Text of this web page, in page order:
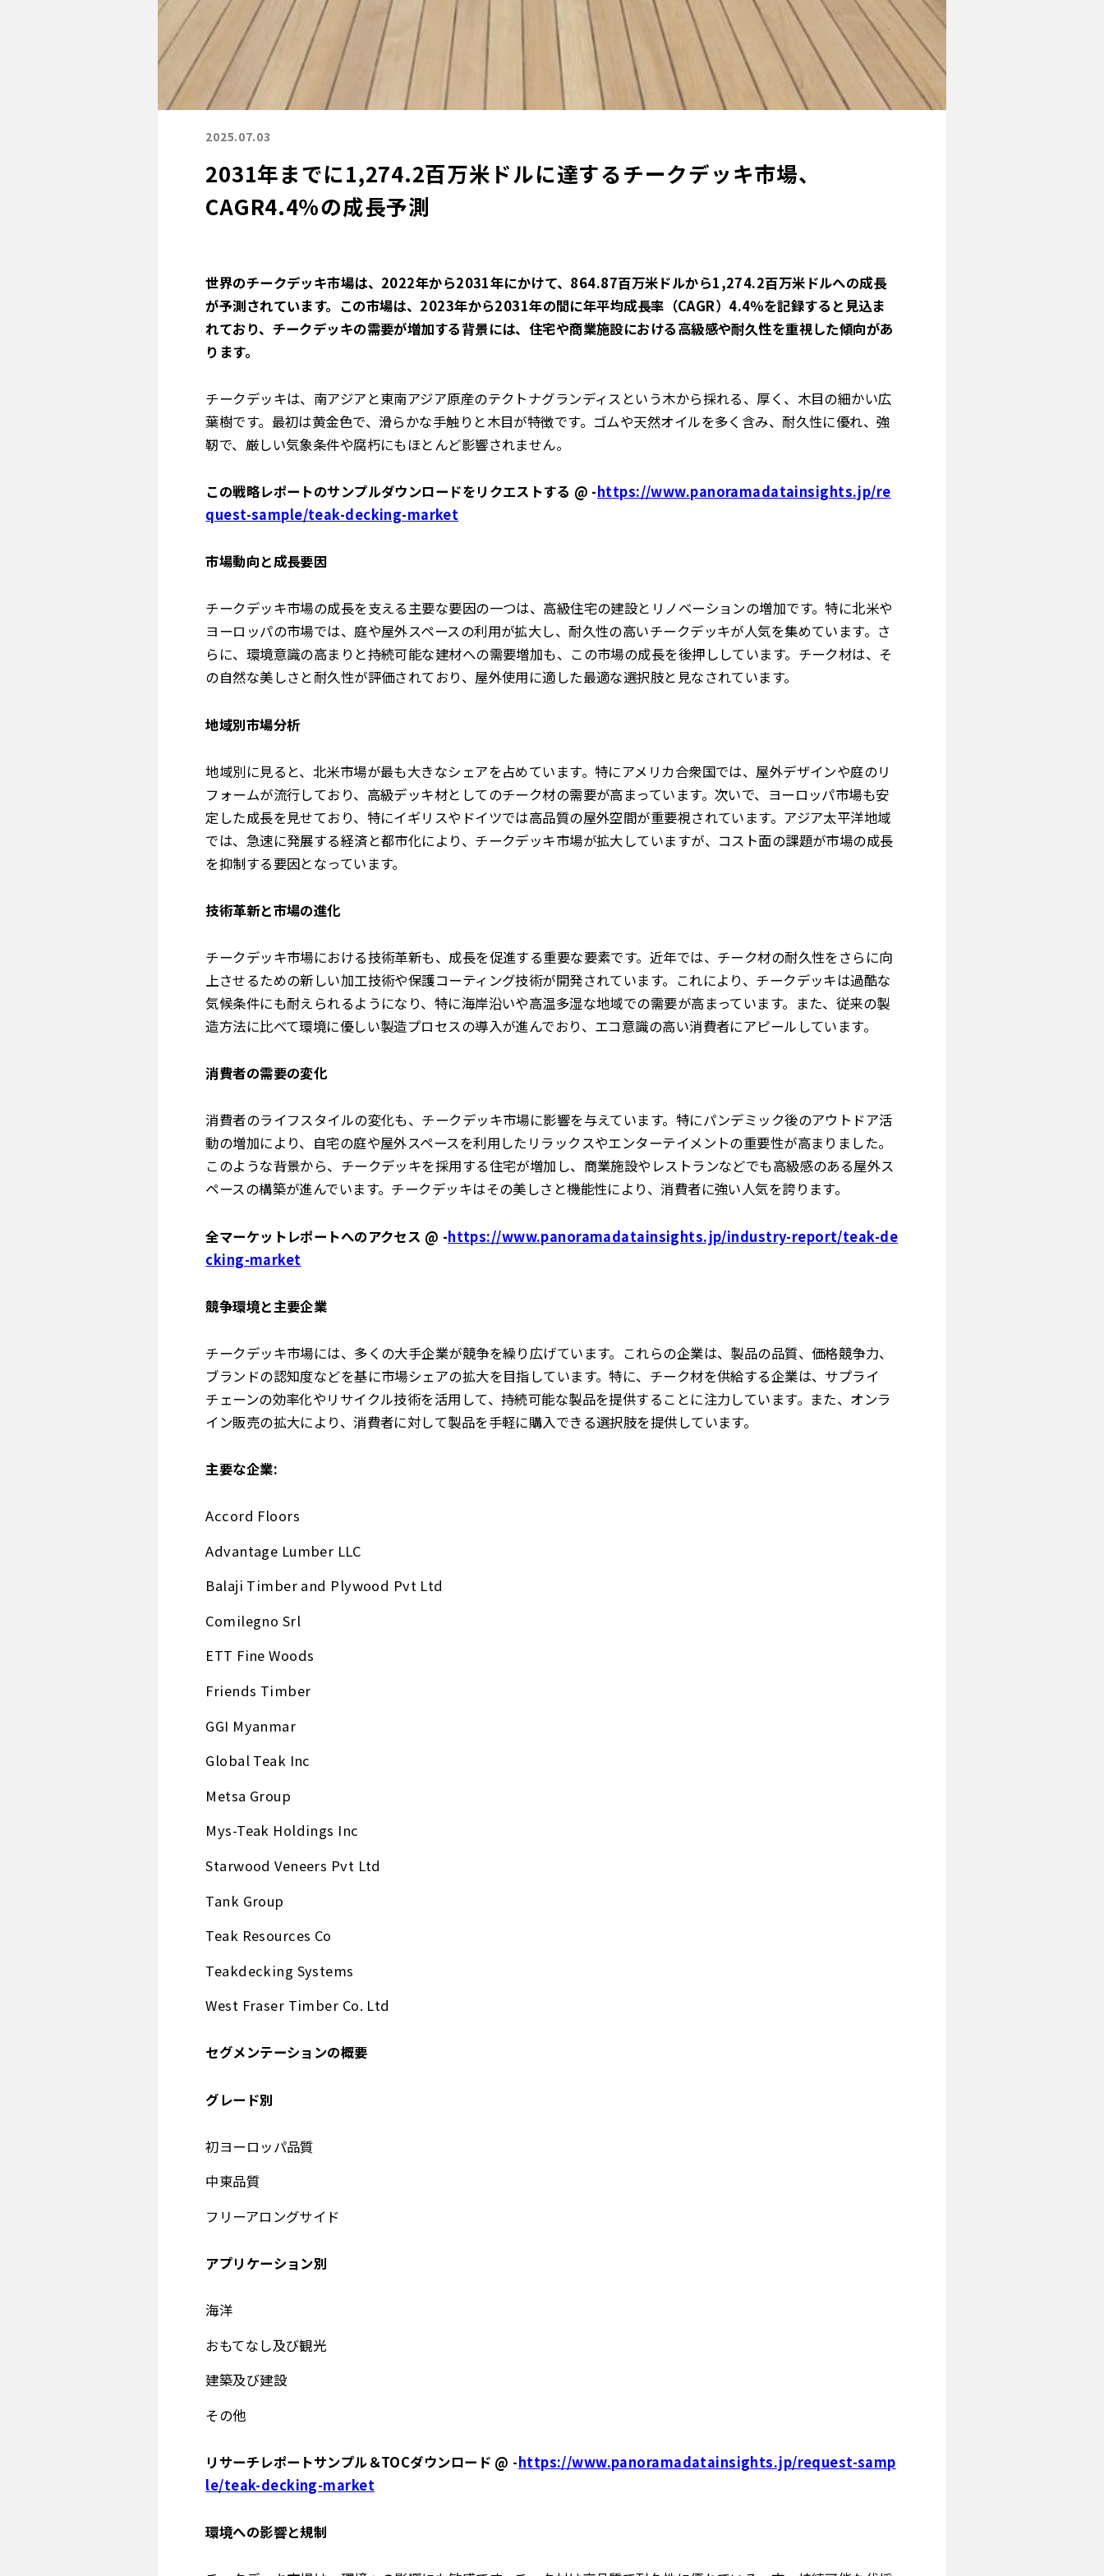
2025.07.03
2031年までに1,274.2百万米ドルに達するチークデッキ市場、
CAGR4.4％の成長予測
世界のチークデッキ市場は、2022年から2031年にかけて、864.87百万米ドルから1,274.2百万米ドルへの成長
が予測されています。この市場は、2023年から2031年の間に年平均成長率（CAGR）4.4％を記録すると見込ま
れており、チークデッキの需要が増加する背景には、住宅や商業施設における高級感や耐久性を重視した傾向があ
ります。
チークデッキは、南アジアと東南アジア原産のテクトナグランディスという木から採れる、厚く、木目の細かい広
葉樹です。最初は黄金色で、滑らかな手触りと木目が特徴です。ゴムや天然オイルを多く含み、耐久性に優れ、強
靭で、厳しい気象条件や腐朽にもほとんど影響されません。
この戦略レポートのサンプルダウンロードをリクエストする @ -https://www.panoramadatainsights.jp/re
quest-sample/teak-decking-market
市場動向と成長要因
チークデッキ市場の成長を支える主要な要因の一つは、高級住宅の建設とリノベーションの増加です。特に北米や
ヨーロッパの市場では、庭や屋外スペースの利用が拡大し、耐久性の高いチークデッキが人気を集めています。さ
らに、環境意識の高まりと持続可能な建材への需要増加も、この市場の成長を後押ししています。チーク材は、そ
の自然な美しさと耐久性が評価されており、屋外使用に適した最適な選択肢と見なされています。
地域別市場分析
地域別に見ると、北米市場が最も大きなシェアを占めています。特にアメリカ合衆国では、屋外デザインや庭のリ
フォームが流行しており、高級デッキ材としてのチーク材の需要が高まっています。次いで、ヨーロッパ市場も安
定した成長を見せており、特にイギリスやドイツでは高品質の屋外空間が重要視されています。アジア太平洋地域
では、急速に発展する経済と都市化により、チークデッキ市場が拡大していますが、コスト面の課題が市場の成長
を抑制する要因となっています。
技術革新と市場の進化
チークデッキ市場における技術革新も、成長を促進する重要な要素です。近年では、チーク材の耐久性をさらに向
上させるための新しい加工技術や保護コーティング技術が開発されています。これにより、チークデッキは過酷な
気候条件にも耐えられるようになり、特に海岸沿いや高温多湿な地域での需要が高まっています。また、従来の製
造方法に比べて環境に優しい製造プロセスの導入が進んでおり、エコ意識の高い消費者にアピールしています。
消費者の需要の変化
消費者のライフスタイルの変化も、チークデッキ市場に影響を与えています。特にパンデミック後のアウトドア活
動の増加により、自宅の庭や屋外スペースを利用したリラックスやエンターテイメントの重要性が高まりました。
このような背景から、チークデッキを採用する住宅が増加し、商業施設やレストランなどでも高級感のある屋外ス
ペースの構築が進んでいます。チークデッキはその美しさと機能性により、消費者に強い人気を誇ります。
全マーケットレポートへのアクセス @ -https://www.panoramadatainsights.jp/industry-report/teak-de
cking-market
競争環境と主要企業
チークデッキ市場には、多くの大手企業が競争を繰り広げています。これらの企業は、製品の品質、価格競争力、
ブランドの認知度などを基に市場シェアの拡大を目指しています。特に、チーク材を供給する企業は、サプライ
チェーンの効率化やリサイクル技術を活用して、持続可能な製品を提供することに注力しています。また、オンラ
イン販売の拡大により、消費者に対して製品を手軽に購入できる選択肢を提供しています。
主要な企業:
Accord Floors
Advantage Lumber LLC
Balaji Timber and Plywood Pvt Ltd
Comilegno Srl
ETT Fine Woods
Friends Timber
GGI Myanmar
Global Teak Inc
Metsa Group
Mys-Teak Holdings Inc
Starwood Veneers Pvt Ltd
Tank Group
Teak Resources Co
Teakdecking Systems
West Fraser Timber Co. Ltd
セグメンテーションの概要
グレード別
初ヨーロッパ品質
中東品質
フリーアロングサイド
アプリケーション別
海洋
おもてなし及び観光
建築及び建設
その他
リサーチレポートサンプル＆TOCダウンロード @ -https://www.panoramadatainsights.jp/request-samp
le/teak-decking-market
環境への影響と規制